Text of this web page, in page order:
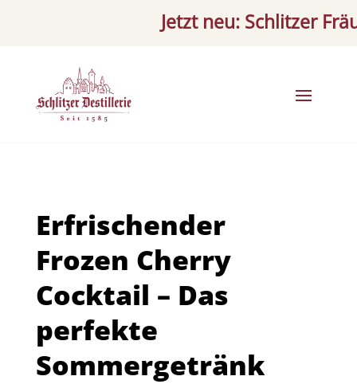
Jetzt neu: Schlitzer
Erfrischender
Frozen Cherry
Cocktail – Das
perfekte
Sommergetränk